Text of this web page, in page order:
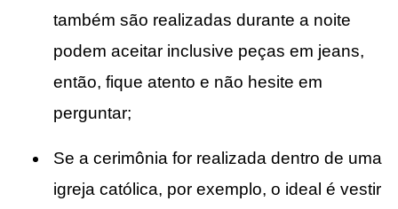
também são realizadas durante a noite
podem aceitar inclusive peças em jeans,
então, fique atento e não hesite em
perguntar;
Se a cerimônia for realizada dentro de uma
igreja católica, por exemplo, o ideal é vestir